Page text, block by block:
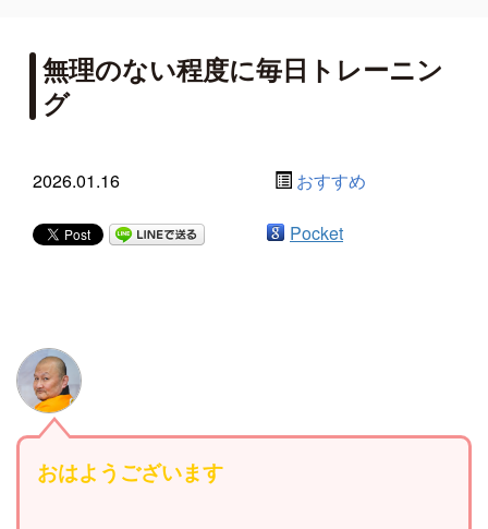
無理のない程度に毎日トレーニン
グ
2026.01.16 おすすめ
Pocket
おはようございます